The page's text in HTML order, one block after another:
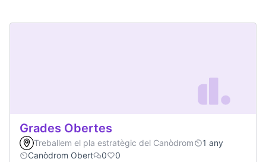
Grades Obertes
Treballem el pla estratègic del Canòdrom
1 any
Canòdrom Obert
0 0